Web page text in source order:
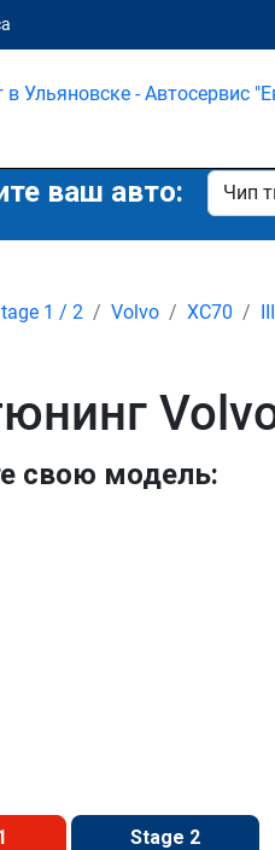
ваш авто:
1 / 2 Volvo XC70
свою модель:
Stage 2